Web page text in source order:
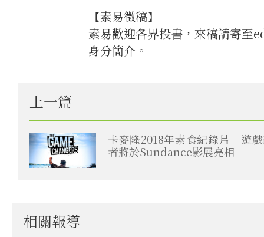
【素易徵稿】
素易歡迎各界投書，來稿請寄至
身分簡介。
上一篇
卡麥隆2018年素食紀錄片─遊
者將於Sundance影展亮相
相關報導